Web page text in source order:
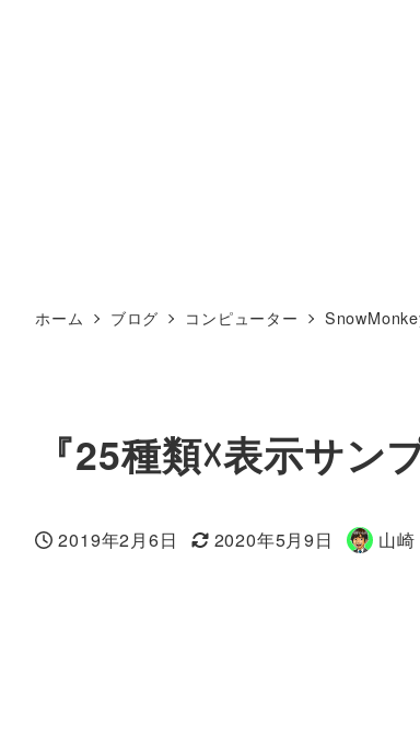
ホーム ブログ コンピューター
『25種類☓表示サ
投稿日
2019年2月6日
更新日
2020年5月9日
著
山